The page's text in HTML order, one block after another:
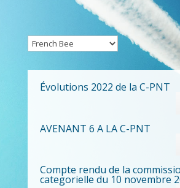
Évolutions 2022 de la C-PNT
AVENANT 6 A LA C-PNT
Compte rendu de la
categorielle du 10 novembre